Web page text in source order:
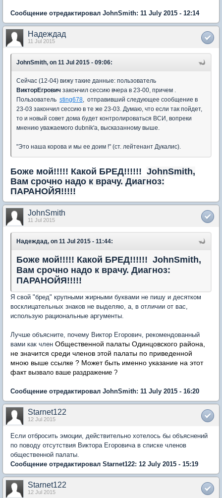
Сообщение отредактировал JohnSmith: 11 July 2015 - 12:14
Надеждад
11 Jul 2015
JohnSmith, on 11 Jul 2015 - 09:06:
Сейчас (12-04) вижу такие данные: пользователь
ВикторЕгрович закончил сессию вчера в 23-00, причем .
Пользователь sting678 , отправивший следующее сообщение в
23-03 закончил сессию в те же 23-03. Думаю, что если так пойдет,
то и новый совет дома будет контролироваться ВСИ, вопреки
мнению уважаемого dubnik'а, высказанному выше.
"Это наша корова и мы ее доим !" (ст. лейтенант Дукалис).
Боже мой!!!!! Какой БРЕД!!!!!! JohnSmith,
Вам срочно надо к врачу. Диагноз:
ПАРАНОЙЯ!!!!!
JohnSmith
11 Jul 2015
Надеждад, on 11 Jul 2015 - 11:44:
Боже мой!!!!! Какой БРЕД!!!!!! JohnSmith,
Вам срочно надо к врачу. Диагноз:
ПАРАНОЙЯ!!!!!
Я свой "бред" крупными жирными буквами не пишу и десятком
восклицательных знаков не выделяю, а, в отличии от вас,
использую рациональные аргументы.
Лучше объясните, почему Виктор Егорович, рекомендованный
вами как член Общественной палаты Одинцовского района,
не значится среди членов этой палаты по приведенной
мною выше ссылке ? Может быть именно указание на этот
факт вызвало ваше раздражение ?
Сообщение отредактировал JohnSmith: 11 July 2015 - 16:20
Starnet122
12 Jul 2015
Если отбросить эмоции, действительно хотелось бы объяснений
по поводу отсутствия Виктора Егоровича в списке членов
общественной палаты.
Сообщение отредактировал Starnet122: 12 July 2015 - 15:19
Starnet122
12 Jul 2015